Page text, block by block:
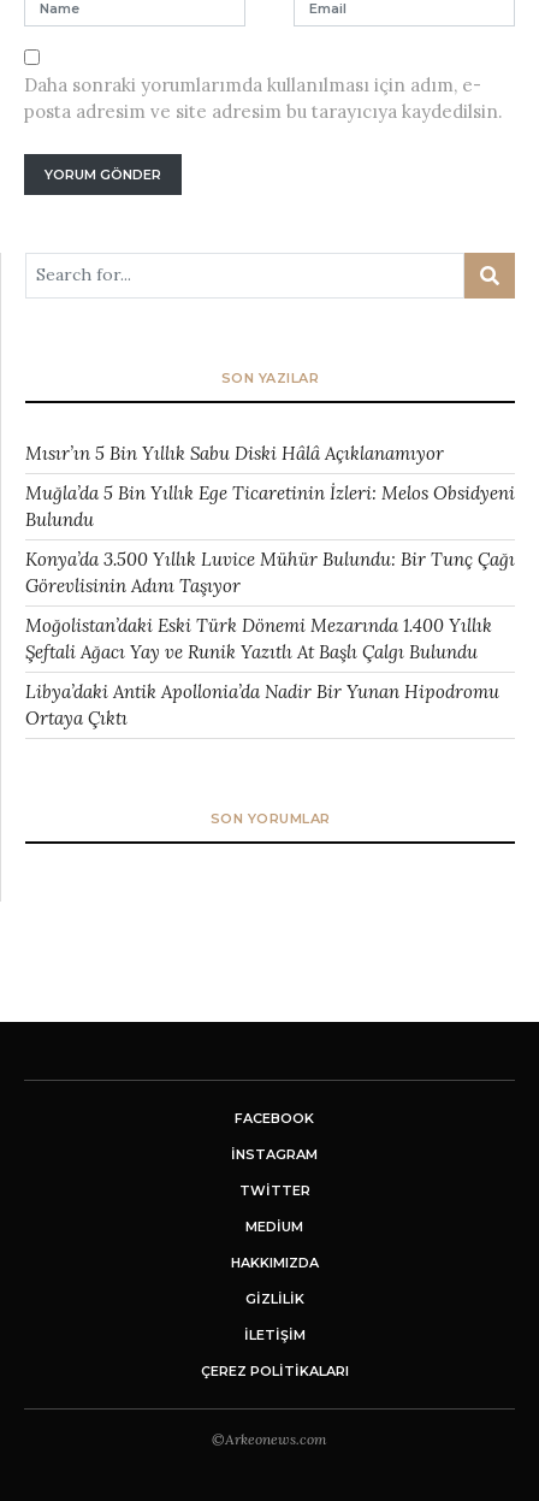
Daha sonraki yorumlarımda kullanılması için adım, e-
posta adresim ve site adresim bu tarayıcıya kaydedilsin.
SON YAZILAR
Mısır’ın 5 Bin Yıllık Sabu Diski Hâlâ Açıklanamıyor
Muğla’da 5 Bin Yıllık Ege Ticaretinin İzleri: Melos Obsidyeni
Bulundu
Konya’da 3.500 Yıllık Luvice Mühür Bulundu: Bir Tunç Çağı
Görevlisinin Adını Taşıyor
Moğolistan’daki Eski Türk Dönemi Mezarında 1.400 Yıllık
Şeftali Ağacı Yay ve Runik Yazıtlı At Başlı Çalgı Bulundu
Libya’daki Antik Apollonia’da Nadir Bir Yunan Hipodromu
Ortaya Çıktı
SON YORUMLAR
FACEBOOK
INSTAGRAM
TWITTER
MEDIUM
HAKKIMIZDA
GİZLİLİK
İLETIŞIM
ÇEREZ POLITIKALARI
©Arkeonews.com